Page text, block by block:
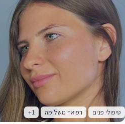
פנים רפואה משלימה +1